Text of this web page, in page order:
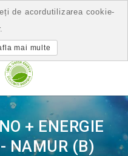
+ ENERGIE
NAMUR (B)
de acordutilizarea cookie-
mai multe